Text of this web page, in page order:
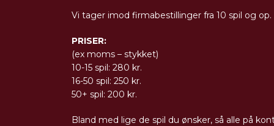
Vi tager imod firmabestillinger fra 10 spil og op.
PRISER:
(ex moms – stykket)
10-15 spil: 280 kr.
16-50 spil: 250 kr.
50+ spil: 200 kr.
Bland med lige de spil du ønsker, så alle på